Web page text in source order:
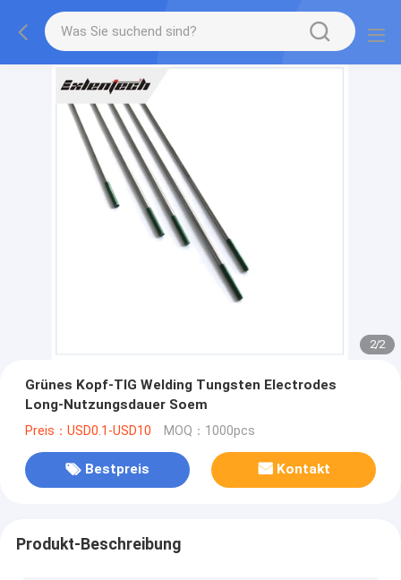
2/2
Grünes Kopf-TIG Welding Tungsten Electrodes
Long-Nutzungsdauer Soem
Preis：USD0.1-USD10 MOQ：1000pcs
Bestpreis Kontakt
Produkt-Beschreibung